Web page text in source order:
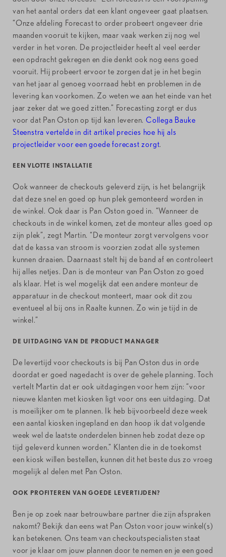
van het aantal orders dat een klant ongeveer gaat plaatsen.
“Onze afdeling Forecast to order probeert ongeveer drie
maanden vooruit te kijken, maar vaak werken zij nog wel
verder in het voren. De projectleider heeft al veel eerder
een opdracht gekregen en die denkt ook nog eens goed
vooruit. Hij probeert ervoor te zorgen dat je in het begin
van het jaar al genoeg voorraad hebt en problemen in de
levering kan voorkomen. Zo weten we aan het einde van het
jaar zeker dat we goed zitten.” Forecasting zorgt er dus
voor dat Pan Oston op tijd kan leveren.Collega Bauke
Steenstra vertelde in dit artikel precies hoe hij als
projectleider voor een goede forecast zorgt.
EEN VLOTTE INSTALLATIE
Ook wanneer de checkouts geleverd zijn, is het belangrijk
dat deze snel en goed op hun plek gemonteerd worden in
de winkel. Ook daar is Pan Oston goed in. “Wanneer de
checkouts in de winkel komen, zet de monteur alles goed op
zijn plek”, zegt Martin. “De monteur zorgt vervolgens voor
dat de kassa van stroom is voorzien zodat alle systemen
kunnen draaien. Daarnaast stelt hij de band af en controleert
hij alles netjes. Dan is de monteur van Pan Oston zo goed
als klaar. Het is wel mogelijk dat een andere monteur de
apparatuur in de checkout monteert, maar ook dit zou
eventueel al bij ons in Raalte kunnen. Zo win je tijd in de
winkel.”
DE UITDAGING VAN DE PRODUCT MANAGER
De levertijd voor checkouts is bij Pan Oston dus in orde
doordat er goed nagedacht is over de gehele planning. Toch
vertelt Martin dat er ook uitdagingen voor hem zijn: “voor
nieuwe klanten met kiosken ligt voor ons een uitdaging. Dat
is moeilijker om te plannen. Ik heb bijvoorbeeld deze week
een aantal kiosken ingepland en dan hoop ik dat volgende
week wel de laatste onderdelen binnen heb zodat deze op
tijd geleverd kunnen worden.” Klanten die in de toekomst
een kiosk willen bestellen, kunnen dit het beste dus zo vroeg
mogelijk al delen met Pan Oston.
OOK PROFITEREN VAN GOEDE LEVERTIJDEN?
Ben je op zoek naar betrouwbare partner die zijn afspraken
nakomt? Bekijk dan eens wat Pan Oston voor jouw winkel(s)
kan betekenen. Ons team van checkoutspecialisten staat
voor je klaar om jouw plannen door te nemen en je een goed